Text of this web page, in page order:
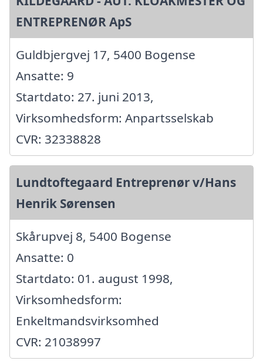
ENTREPRENØR ApS
Guldbjergvej 17, 5400 Bogense
Ansatte: 9
Startdato: 27. juni 2013,
Virksomhedsform: Anpartsselskab
CVR: 32338828
Lundtoftegaard Entreprenør v/Hans
Henrik Sørensen
Skårupvej 8, 5400 Bogense
Ansatte: 0
Startdato: 01. august 1998,
Virksomhedsform:
Enkeltmandsvirksomhed
CVR: 21038997